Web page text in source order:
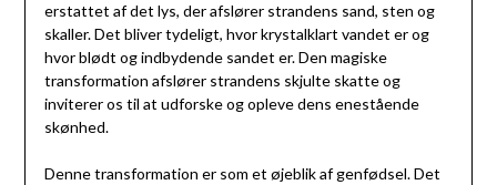
erstattet af det lys, der afslører strandens sand, sten og
skaller. Det bliver tydeligt, hvor krystalklart vandet er og
hvor blødt og indbydende sandet er. Den magiske
transformation afslører strandens skjulte skatte og
inviterer os til at udforske og opleve dens enestående
skønhed.
Denne transformation er som et øjeblik af genfødsel. Det